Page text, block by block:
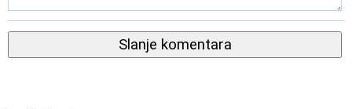
Slanje komentara